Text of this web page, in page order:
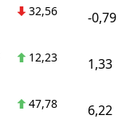
32,56 -0,79
12,23 1,33
47,78 6,22